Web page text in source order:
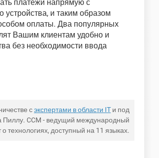
платежи напрямую с
устройства, и таким образом
оплаты. Два популярных
Вашим клиентам удобно и
без необходимости ввода
сэкспертами в области IT и под
Пиллу. CCM - ведущий международный
о технологиях, доступный на 11 языках.